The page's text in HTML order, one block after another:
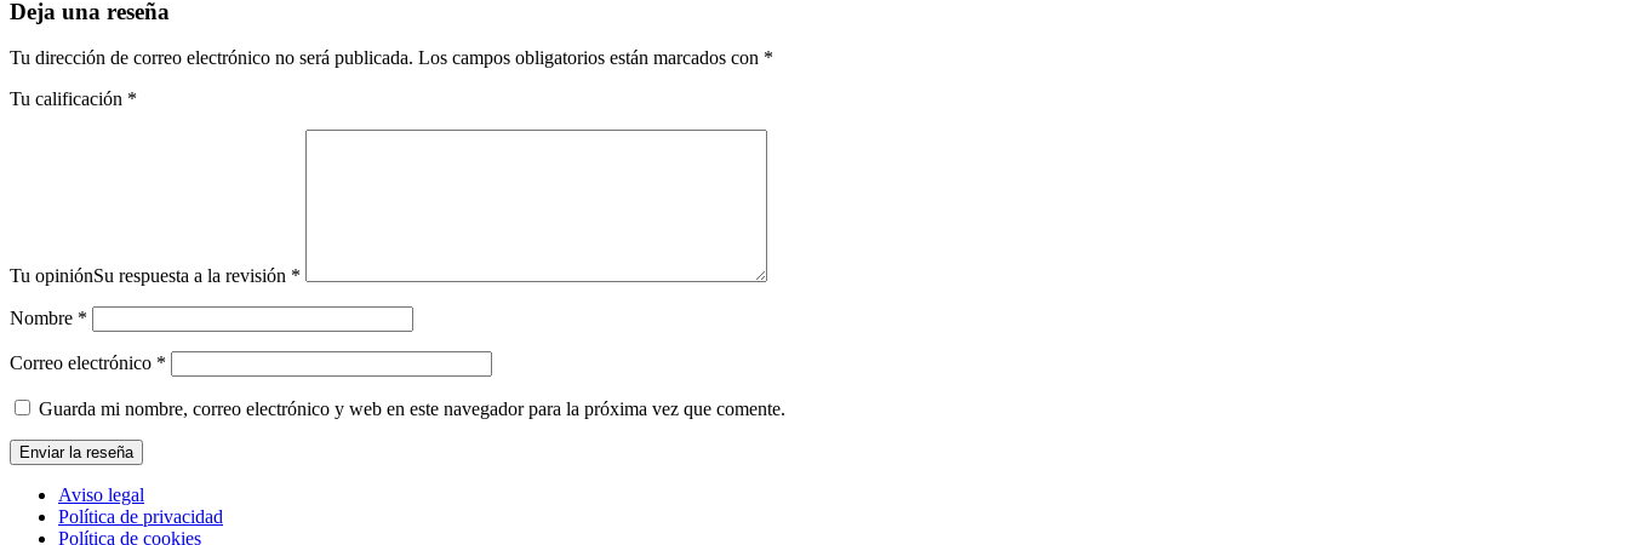
Deja una reseña
Tu dirección de correo electrónico no será publicada. Los campos obligatorios están marcados con *
Tu calificación *
Tu opiniónSu respuesta a la revisión *
Nombre *
Correo electrónico *
Guarda mi nombre, correo electrónico y web en este navegador para la próxima vez que comente.
Aviso legal
Política de privacidad
Política de cookies